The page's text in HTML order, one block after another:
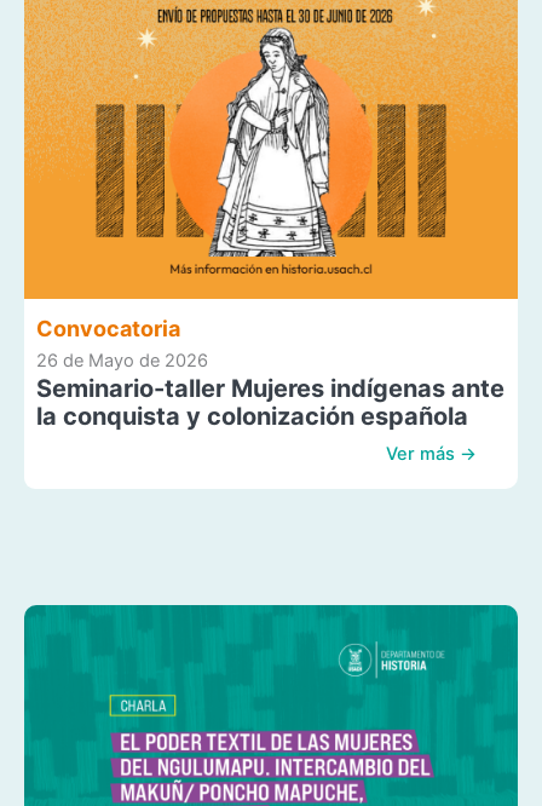
Convocatoria
26 de Mayo de 2026
Seminario-taller Mujeres indígenas ante
la conquista y colonización española
Ver más →